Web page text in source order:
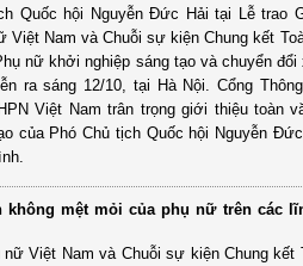
Quốc hội Nguyễn Đức Hải tại Lễ trao
Việt Nam và Chuỗi sự kiện Chung kết
nữ khởi nghiệp sáng tạo và chuyển đổi
ra sáng 12/10, tại Hà Nội. Cổng
Việt Nam trân trọng giới thiệu toàn
của Phó Chủ tịch Quốc hội Nguyễn
mệt mỏi của phụ nữ trên các
Việt Nam và Chuỗi sự kiện Chung kết